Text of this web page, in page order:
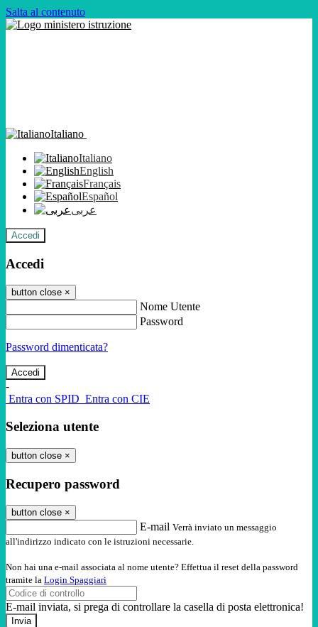
Salta al contenuto
Italiano
Italiano
English
Français
Español
عربى
Accedi
Accedi
button close ×
Nome Utente
Password
Password dimenticata?
-
Entra con SPID Entra con CIE
Seleziona utente
button close ×
Recupero password
button close ×
E-mail Verrà inviato un messaggio
all'indirizzo indicato con le istruzioni necessarie.
Non hai una e-mail associata al nome utente? Effettua il reset della password
tramite la Login Spaggiari
E-mail inviata, si prega di controllare la casella di posta elettronica!